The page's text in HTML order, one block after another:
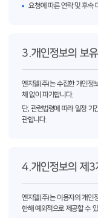
요청에 따른 연락 및 후속
3.개인정보의 보
엔지엘(주)는 수집한 개인정
체 없이 파기합니다.
단, 관련법령에 따라 일정 기
관합니다.
4.개인정보의 제3
엔지엘(주)는 이용자의 개인
한해 예외적으로 제공할 수